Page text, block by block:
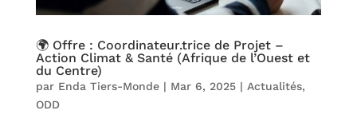
🌍 Offre : Coordinateur.trice de Projet –
Action Climat & Santé (Afrique de l’Ouest et
du Centre)
par Enda Tiers-Monde| Mar 6, 2025| Actualités,
ODD